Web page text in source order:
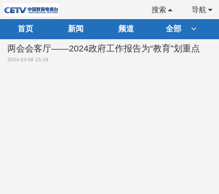
导航
搜索
首页 新闻 频道 全部
两会会客厅——2024政府工作报告为“教育”划重点
2024-03-06 15:19